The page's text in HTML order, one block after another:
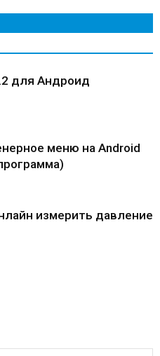
для Андроид
меню на Android
измерить давление